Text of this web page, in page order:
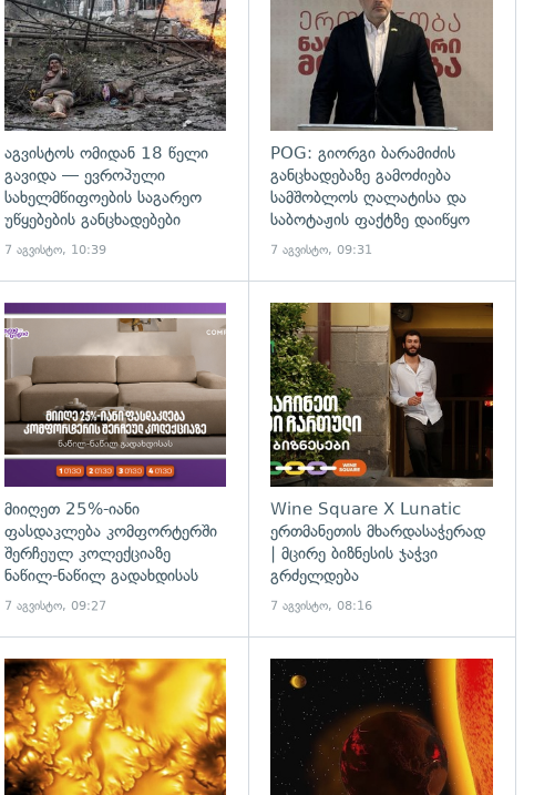
აგვისტოს ომიდან 18 წელი
გავიდა — ევროპული
სახელმწიფოების საგარეო
უწყებების განცხადებები
7 აგვისტო, 10:39
POG: გიორგი ბარამიძის
განცხადებაზე გამოძიება
სამშობლოს ღალატისა და
საბოტაჟის ფაქტზე დაიწყო
7 აგვისტო, 09:31
გადახედვა
მიიღეთ 25%-იანი
ფასდაკლება კომფორტერში
შერჩეულ კოლექციაზე
ნაწილ-ნაწილ გადახდისას
7 აგვისტო, 09:27
Wine Square X Lunatic
ერთმანეთის მხარდასაჭერად
| მცირე ბიზნესის ჯაჭვი
გრძელდება
7 აგვისტო, 08:16
გადახედვა